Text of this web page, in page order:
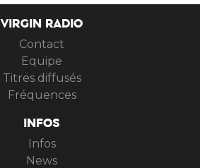
VIRGIN RADIO
Contact
Equipe
Titres diffusés
Fréquences
INFOS
Infos
News